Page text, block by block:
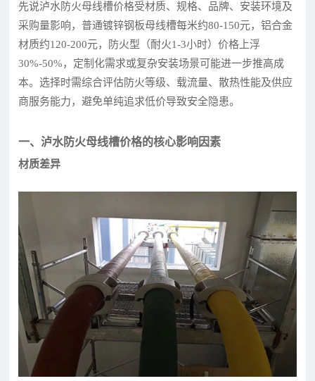
先说泸水防火母线槽价格受材质、规格、品牌、安装环境及
采购量影响，普通镀锌钢板母线槽每米约80-150元，铝合金
材质约120-200元，防火型（耐火1-3小时）价格上浮
30%-50%，定制化需求或复杂安装场景可能进一步推高成
本。选择时需综合评估防火等级、载流量、散热性能及供应
商服务能力，避免单纯追求低价导致安全隐患。
一、泸水防火母线槽价格的核心影响因素
材质差异